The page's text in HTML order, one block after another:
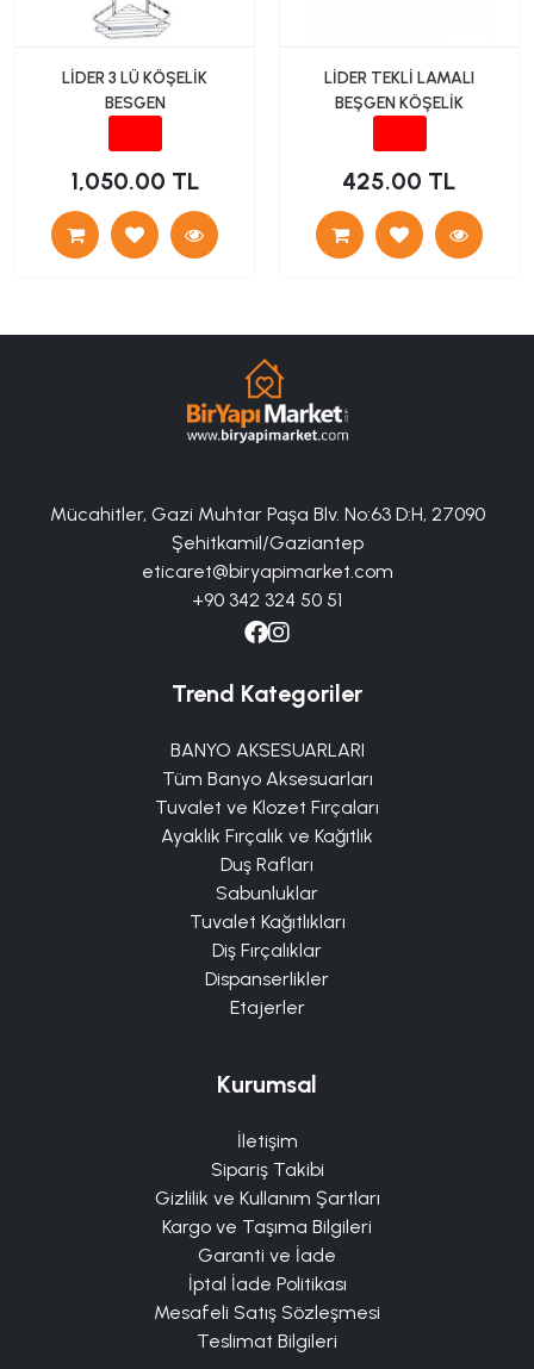
LİDER 3 LÜ KÖŞELİK
BESGEN
1,050.00 TL
LİDER TEKLİ LAMALI
BEŞGEN KÖŞELİK
425.00 TL
Mücahitler, Gazi Muhtar Paşa Blv. No:63 D:H, 27090
Şehitkamil/Gaziantep
eticaret@biryapimarket.com
+90 342 324 50 51
Trend Kategoriler
BANYO AKSESUARLARI
Tüm Banyo Aksesuarları
Tuvalet ve Klozet Fırçaları
Ayaklık Fırçalık ve Kağıtlık
Duş Rafları
Sabunluklar
Tuvalet Kağıtlıkları
Diş Fırçalıklar
Dispanserlikler
Etajerler
Kurumsal
İletişim
Sipariş Takibi
Gizlilik ve Kullanım Şartları
Kargo ve Taşıma Bilgileri
Garanti ve İade
İptal İade Politikası
Mesafeli Satış Sözleşmesi
Teslimat Bilgileri